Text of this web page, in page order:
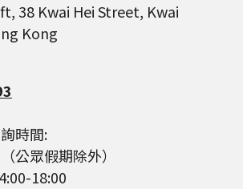
38 Kwai Hei Street, Kwai
Kong
時間:
公眾假期除外）
18:00